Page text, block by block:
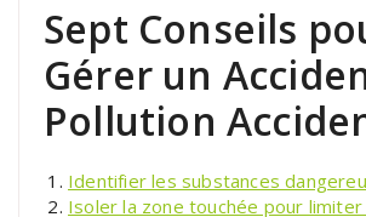
Sept Conseils
Gérer un
Pollution
Identifier les substances
Isoler la zone touchée pour